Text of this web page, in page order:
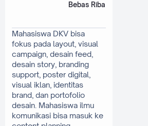
Bebas Riba
Mahasiswa DKV bisa
fokus pada layout, visual
campaign, desain feed,
desain story, branding
support, poster digital,
visual iklan, identitas
brand, dan portofolio
desain. Mahasiswa ilmu
komunikasi bisa masuk ke